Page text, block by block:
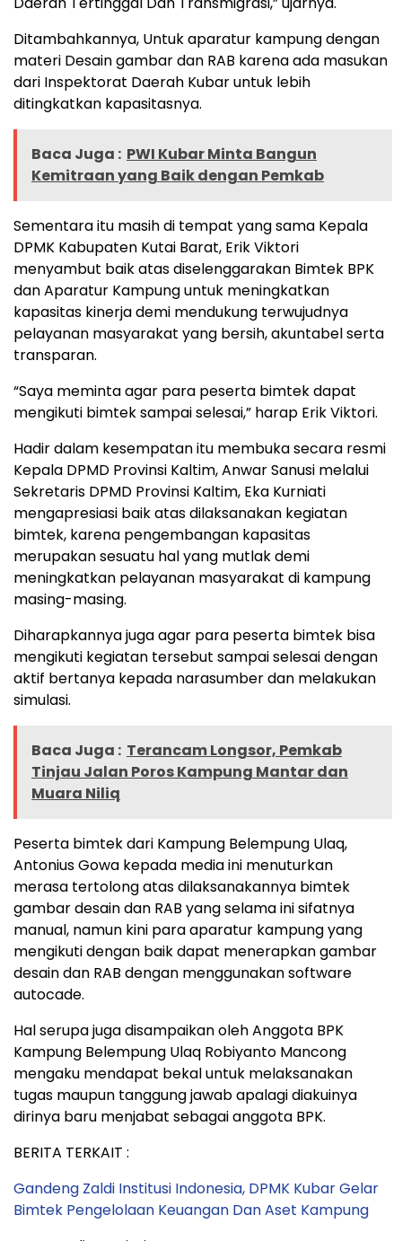
Ditambahkannya, Untuk aparatur kampung dengan
materi Desain gambar dan RAB karena ada masukan
dari Inspektorat Daerah Kubar untuk lebih
ditingkatkan kapasitasnya.
Baca Juga : PWI Kubar Minta Bangun
Kemitraan yang Baik dengan Pemkab
Sementara itu masih di tempat yang sama Kepala
DPMK Kabupaten Kutai Barat, Erik Viktori
menyambut baik atas diselenggarakan Bimtek BPK
dan Aparatur Kampung untuk meningkatkan
kapasitas kinerja demi mendukung terwujudnya
pelayanan masyarakat yang bersih, akuntabel serta
transparan.
“Saya meminta agar para peserta bimtek dapat
mengikuti bimtek sampai selesai,” harap Erik Viktori.
Hadir dalam kesempatan itu membuka secara resmi
Kepala DPMD Provinsi Kaltim, Anwar Sanusi melalui
Sekretaris DPMD Provinsi Kaltim, Eka Kurniati
mengapresiasi baik atas dilaksanakan kegiatan
bimtek, karena pengembangan kapasitas
merupakan sesuatu hal yang mutlak demi
meningkatkan pelayanan masyarakat di kampung
masing-masing.
Diharapkannya juga agar para peserta bimtek bisa
mengikuti kegiatan tersebut sampai selesai dengan
aktif bertanya kepada narasumber dan melakukan
simulasi.
Baca Juga : Terancam Longsor, Pemkab
Tinjau Jalan Poros Kampung Mantar dan
Muara Niliq
Peserta bimtek dari Kampung Belempung Ulaq,
Antonius Gowa kepada media ini menuturkan
merasa tertolong atas dilaksanakannya bimtek
gambar desain dan RAB yang selama ini sifatnya
manual, namun kini para aparatur kampung yang
mengikuti dengan baik dapat menerapkan gambar
desain dan RAB dengan menggunakan software
autocade.
Hal serupa juga disampaikan oleh Anggota BPK
Kampung Belempung Ulaq Robiyanto Mancong
mengaku mendapat bekal untuk melaksanakan
tugas maupun tanggung jawab apalagi diakuinya
dirinya baru menjabat sebagai anggota BPK.
BERITA TERKAIT :
Gandeng Zaldi Institusi Indonesia, DPMK Kubar Gelar
Bimtek Pengelolaan Keuangan Dan Aset Kampung